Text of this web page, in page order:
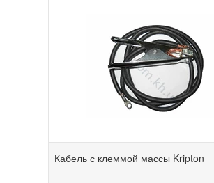
Кабель с клеммой массы Kripton